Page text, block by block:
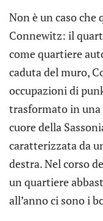
Non è un caso
Connewitz: il
come quartiere
caduta del muro,
occupazioni di
trasformato in
cuore della
caratterizzata da
destra. Nel corso
un quartiere
all’anno ci sono i